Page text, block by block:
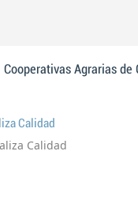
Cooperativas Agrarias
Calidad
Calidad